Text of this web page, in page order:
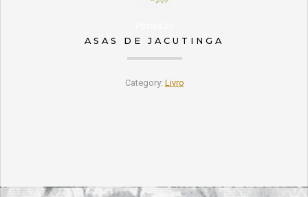
ASAS DE JACUTINGA
Category: Livro